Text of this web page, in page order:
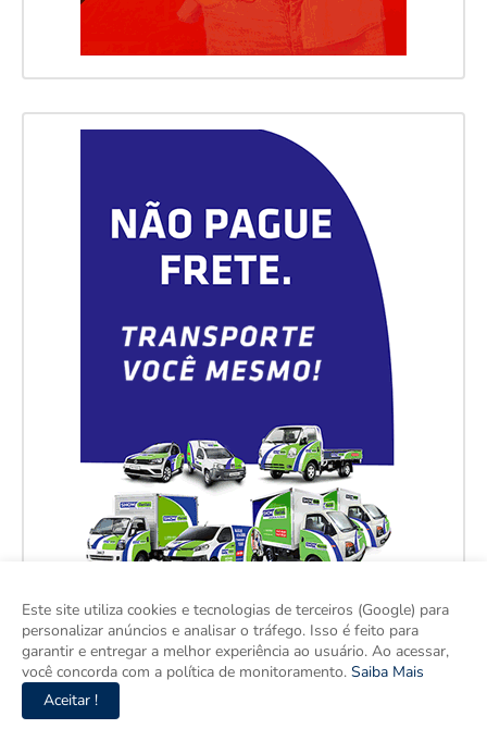
Este site utiliza cookies e tecnologias de terceiros (Google) para
personalizar anúncios e analisar o tráfego. Isso é feito para
garantir e entregar a melhor experiência ao usuário. Ao acessar,
você concorda com a política de monitoramento. Saiba Mais
Aceitar !